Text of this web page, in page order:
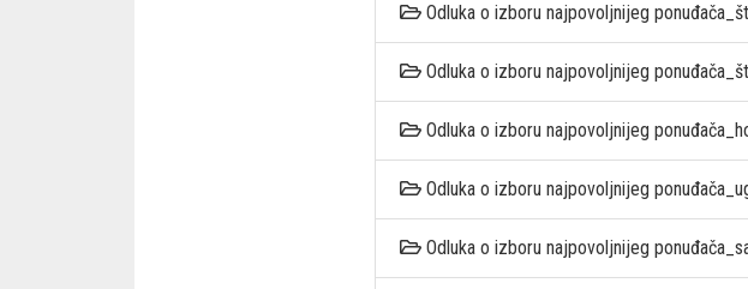
Odluka o izboru najpovoljnijeg
Odluka o izboru najpovoljnijeg
Odluka o izboru najpovoljnijeg
Odluka o izboru najpovoljnijeg
Odluka o izboru najpovoljnijeg